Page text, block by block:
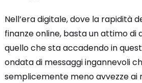
Nell’era digitale, dove la rapidità
finanze online, basta un attimo
quello che sta accadendo in
ondata di messaggi ingannevoli
semplicemente meno avvezze ai